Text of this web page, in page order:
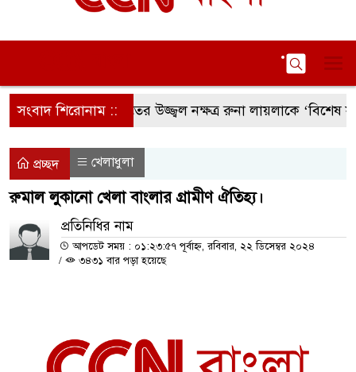
সংবাদ শিরোনাম ::সংগীতের উজ্জ্বল নক্ষত্র রুনা লায়লাকে ‘বিশেষ
প্রচ্ছদ খেলাধুলা
রুমাল লুকানো খেলা বাংলার গ্রামীণ ঐতিহ্য।
প্রতিনিধির নাম
আপডেট সময় : ০১:২৩:৫৭ পূর্বাহ্ন, রবিবার, ২২ ডিসেম্বর ২০২৪
/
৩৪৩১ বার পড়া হয়েছে